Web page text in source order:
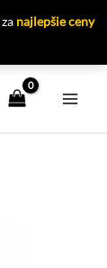
za najlepšie ceny